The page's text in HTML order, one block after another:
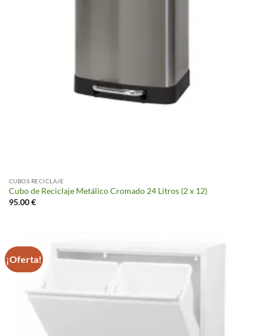
CUBOS RECICLAJE
Cubo de Reciclaje Metálico Cromado 24 Litros (2 x 12)
95.00€
¡Oferta!